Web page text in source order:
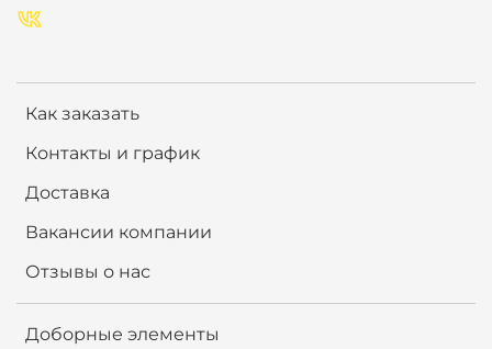
Как заказать
Контакты и график
Доставка
Вакансии компании
Отзывы о нас
Доборные элементы